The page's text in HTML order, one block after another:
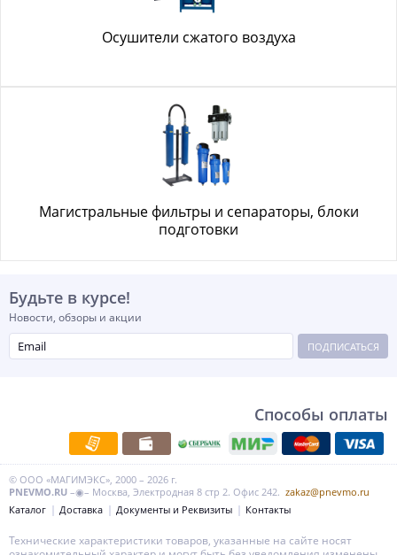
Осушители сжатого воздуха
Магистральные фильтры и сепараторы, блоки
подготовки
Будьте в курсе!
Новости, обзоры и акции
ПОДПИСАТЬСЯ
Способы оплаты
© ООО «МАГИМЭКС», 2000 – 2026 г.
PNEVMO.RU –◉– Москва, Электродная 8 стр 2. Офис 242. zakaz@pnevmo.ru
Каталог
Доставка Документы и Реквизиты Контакты
Технические характеристики товаров, указанные на сайте носят